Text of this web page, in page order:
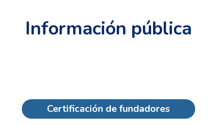
Información pública
Certificación de fundadores